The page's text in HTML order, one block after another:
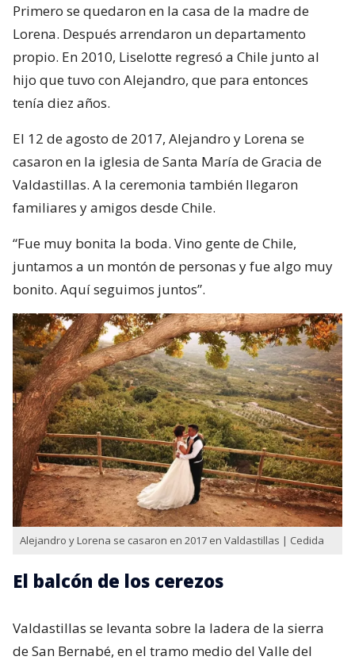
Primero se quedaron en la casa de la madre de
Lorena. Después arrendaron un departamento
propio. En 2010, Liselotte regresó a Chile junto al
hijo que tuvo con Alejandro, que para entonces
tenía diez años.
El 12 de agosto de 2017, Alejandro y Lorena se
casaron en la iglesia de Santa María de Gracia de
Valdastillas. A la ceremonia también llegaron
familiares y amigos desde Chile.
“Fue muy bonita la boda. Vino gente de Chile,
juntamos a un montón de personas y fue algo muy
bonito. Aquí seguimos juntos”.
Alejandro y Lorena se casaron en 2017 en Valdastillas | Cedida
El balcón de los cerezos
Valdastillas se levanta sobre la ladera de la sierra
de San Bernabé, en el tramo medio del Valle del